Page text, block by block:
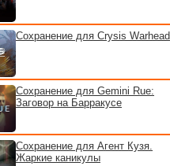
Сохранение для Crysis Warhead
Сохранение для Gemini Rue:
Заговор на Барракусе
Сохранение для Агент Кузя.
Жаркие каникулы